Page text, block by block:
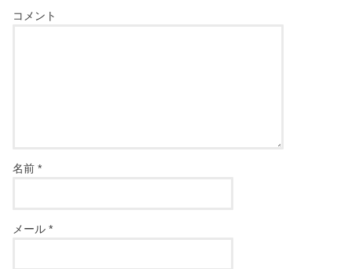
コメント
名前*
メール*